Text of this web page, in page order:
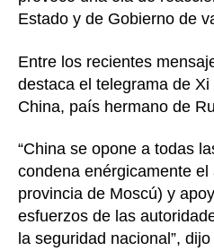
Estado y de Gobierno de
Entre los recientes
destaca el telegrama de
China, país hermano de
“China se opone a todas
condena enérgicamente
provincia de Moscú) y
esfuerzos de las
la seguridad nacional”,